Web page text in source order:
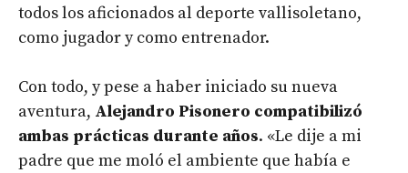
todos los aficionados al deporte vallisoletano,
como jugador y como entrenador.
Con todo, y pese a haber iniciado su nueva
aventura, Alejandro Pisonero compatibilizó
ambas prácticas durante años. «Le dije a mi
padre que me moló el ambiente que había e